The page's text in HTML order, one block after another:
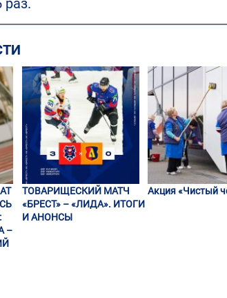
раз.
–
ТОВАРИЩЕСКИЙ МАТЧ
«БРЕСТ» – «ЛИДА». ИТОГИ
И АНОНСЫ
Акция «Чистый